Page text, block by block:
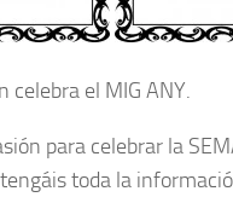
celebra el MIG ANY.
para celebrar la
toda la